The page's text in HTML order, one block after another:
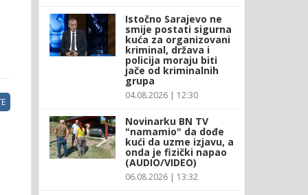
Istočno Sarajevo ne
smije postati sigurna
kuća za organizovani
kriminal, država i
policija moraju biti
jače od kriminalnih
grupa
04.08.2026 | 12:30
Novinarku BN TV
"namamio" da dođe
kući da uzme izjavu, a
onda je fizički napao
(AUDIO/VIDEO)
06.08.2026 | 13:32